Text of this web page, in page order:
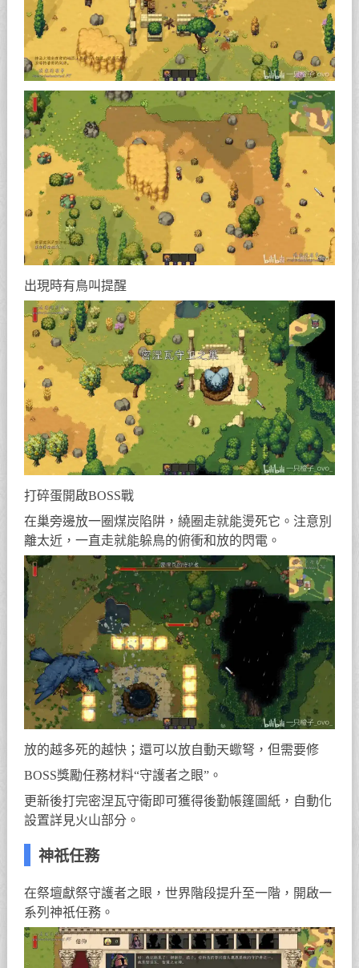
出現時有鳥叫提醒
打碎蛋開啟BOSS戰
在巢旁邊放一圈煤炭陷阱，繞圈走就能燙死它。注意別
離太近，一直走就能躲鳥的俯衝和放的閃電。
放的越多死的越快；還可以放自動天蠍弩，但需要修
BOSS獎勵任務材料“守護者之眼”。
更新後打完密涅瓦守衛即可獲得後勤帳篷圖紙，自動化
設置詳見火山部分。
神祇任務
在祭壇獻祭守護者之眼，世界階段提升至一階，開啟一
系列神祇任務。